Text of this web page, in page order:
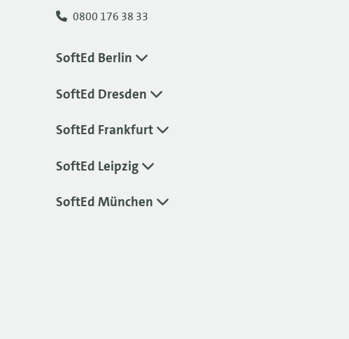
0800 176 38 33
SoftEd Berlin
SoftEd Dresden
SoftEd Frankfurt
SoftEd Leipzig
SoftEd München